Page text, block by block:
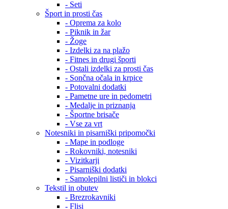
- Seti
Šport in prosti čas
- Oprema za kolo
- Piknik in žar
- Žoge
- Izdelki za na plažo
- Fitnes in drugi športi
- Ostali izdelki za prosti čas
- Sončna očala in krpice
- Potovalni dodatki
- Pametne ure in pedometri
- Medalje in priznanja
- Športne brisače
- Vse za vrt
Notesniki in pisarniški pripomočki
- Mape in podloge
- Rokovniki, notesniki
- Vizitkarji
- Pisarniški dodatki
- Samolepilni lističi in blokci
Tekstil in obutev
- Brezrokavniki
- Flisi